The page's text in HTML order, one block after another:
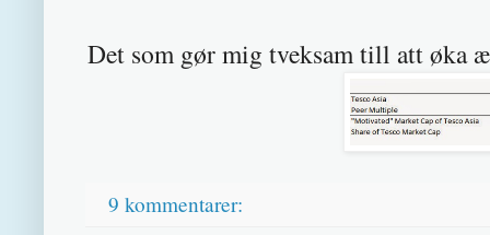
Det som gør mig tveksam till att øka
9 kommentarer: